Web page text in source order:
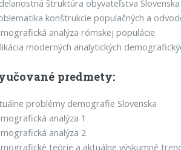
štruktúra obyvateľstva Slovenska
konštrukcie populačných a
analýza rómskej populácie
moderných analytických
predmety:
problémy demografie Slovenska
analýza 1
analýza 2
teórie a aktuálne výskumné